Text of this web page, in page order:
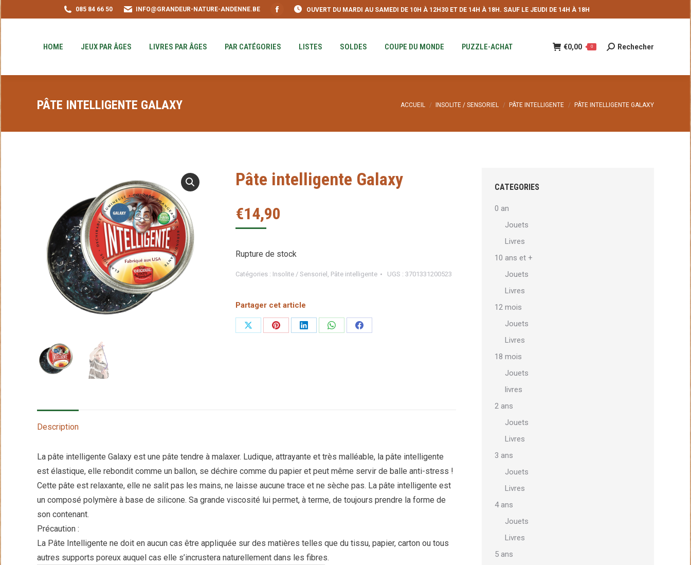
085 84 66 50 INFO@GRANDEUR-NATURE-ANDENNE.BE
Facebook
opens
OUVERT DU MARDI AU SAMEDI DE 10H À 12H30 ET DE 14H À 18H. SAUF LE JEUDI DE 14H À 18H
HOME JEUX PAR ÂGES LIVRES PAR ÂGES PAR CATÉGORIES LISTES SOLDES COUPE DU MONDE PUZZLE-ACHAT €0,00 0
Recherche
Rechecher
PÂTE INTELLIGENTE GALAXY Vous êtes ici :
ACCUEIL INSOLITE / SENSORIEL PÂTE INTELLIGENTE PÂTE INTELLIGENTE GALAXY
Pâte intelligente Galaxy
€14,90
Rupture de stock
Catégories : Insolite / Sensoriel , Pâte intelligente UGS : 3701331200523
Partager cet article
PartagerPartagerPartagerPartagerPartager
Description
La pâte intelligente Galaxy est une pâte tendre à malaxer. Ludique, attrayante et très malléable, la pâte intelligente
est élastique, elle rebondit comme un ballon, se déchire comme du papier et peut même servir de balle anti-stress !
Cette pâte est relaxante, elle ne salit pas les mains, ne laisse aucune trace et ne sèche pas. La pâte intelligente est
un composé polymère à base de silicone. Sa grande viscosité lui permet, à terme, de toujours prendre la forme de
son contenant.
Précaution :
La Pâte Intelligente ne doit en aucun cas être appliquée sur des matières telles que du tissu, papier, carton ou tous
autres supports poreux auquel cas elle s’incrustera naturellement dans les fibres.
CATEGORIES
0 an
Jouets
Livres
10 ans et +
Jouets
Livres
12 mois
Jouets
Livres
18 mois
Jouets
livres
2 ans
Jouets
Livres
3 ans
Jouets
Livres
4 ans
Jouets
Livres
5 ans
HOME JEUX PAR ÂGES LIVRES PAR ÂGES PAR CATÉGORIES LISTES SOLDES COUPE DU MONDE
PUZZLE-ACHAT
: